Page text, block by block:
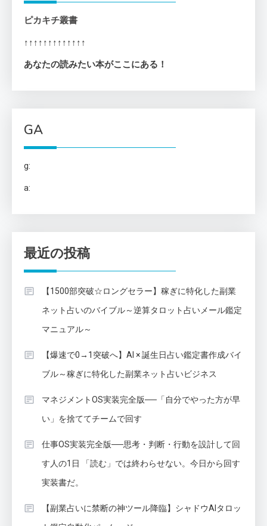
ピカキチ叢書
↑↑↑↑↑↑↑↑↑↑↑↑↑
あなたの読みたい本がここにある！
GA
g:
a:
最近の投稿
【1500部突破☆ロングセラー】稼ぎに特化した副業
ネット占いのバイブル～逆算タロット占いメール鑑定
マニュアル～
【爆速で0→1突破へ】AI × 誕生日占い鑑定書作成バイ
ブル～稼ぎに特化した副業ネット占いビジネス
マネジメントOS実装完全版──「自分でやった方が早
い」を捨ててチームで回す
仕事OS実装完全版──思考・判断・行動を設計して回
す人の1日 「読む」では終わらせない。今日から回す
実装書だ。
【副業占いに禁断の神ツール降臨】シャドウAIタロッ